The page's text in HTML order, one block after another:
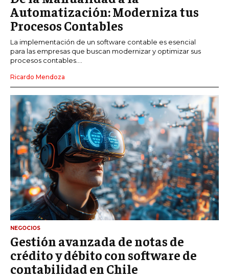
Automatización: Moderniza tus
Procesos Contables
La implementación de un software contable es esencial
para las empresas que buscan modernizar y optimizar sus
procesos contables....
Ricardo Mendoza
NEGOCIOS
Gestión avanzada de notas de
crédito y débito con software de
contabilidad en Chile